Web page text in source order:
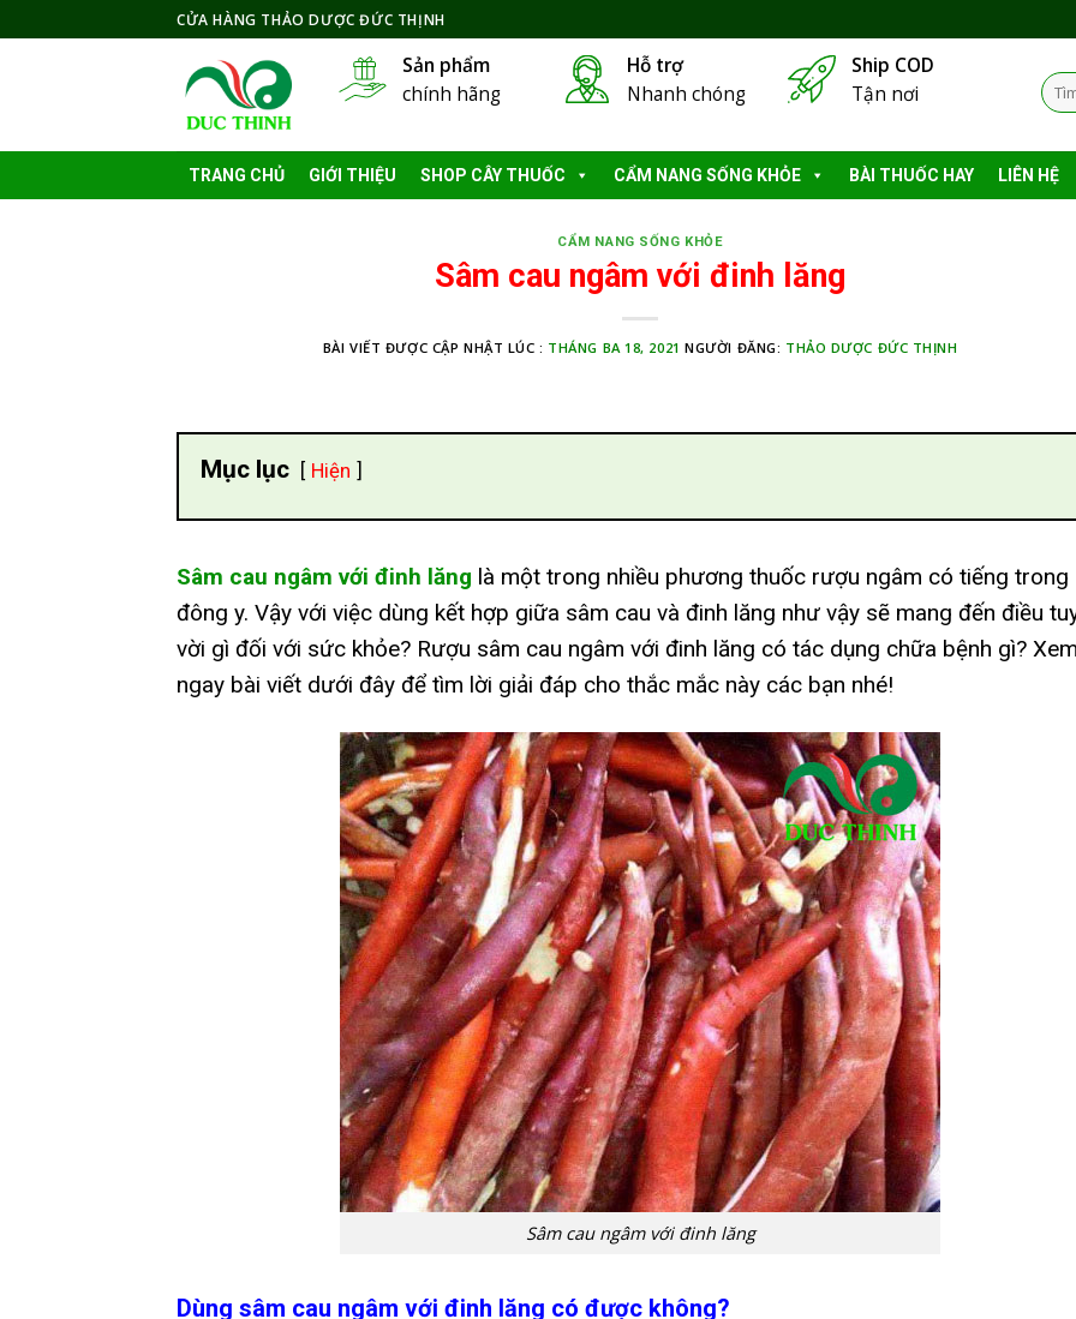
to
CỬA HÀNG THẢO DƯỢC ĐỨC THỊNH
Sản phẩm
chính hãng
Hỗ trợ
Nhanh chóng
Ship COD
Tận nơi
Tìm
kiếm:
TRANG CHỦ GIỚI THIỆU SHOP CÂY THUỐC CẨM NANG SỐNG KHỎE BÀI THUỐC HAY LIÊN HỆ
CẨM NANG SỐNG KHỎE
Sâm cau ngâm với đinh lăng
BÀI VIẾT ĐƯỢC CẬP NHẬT LÚC : THÁNG BA 18, 2021 NGƯỜI ĐĂNG: THẢO DƯỢC ĐỨC THỊNH
Mục lục Hiện
Sâm cau ngâm với đinh lăng là một trong nhiều phương thuốc rượu ngâm có tiếng trong
đông y. Vậy với việc dùng kết hợp giữa sâm cau và đinh lăng như vậy sẽ mang đến điều
vời gì đối với sức khỏe? Rượu sâm cau ngâm với đinh lăng có tác dụng chữa bệnh gì? Xem
ngay bài viết dưới đây để tìm lời giải đáp cho thắc mắc này các bạn nhé!
Sâm cau ngâm với đinh lăng
Dùng sâm cau ngâm với đinh lăng có được không?